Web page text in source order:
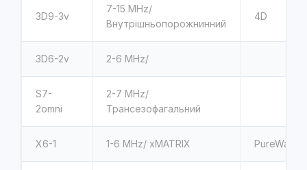
3D9-3v
7-15 MHz/
Внутрішньопорожнинний
4D
3D6-2v 2-6 MHz/
S7-
2omni
2-7 MHz/
Трансезофагальний
X6-1 1-6 MHz/ xMATRIX PureWave